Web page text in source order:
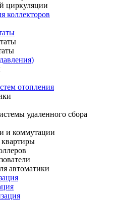
циркуляции
коллекторов
отопления
удаленного сбора
и коммутации
квартиры
автоматики